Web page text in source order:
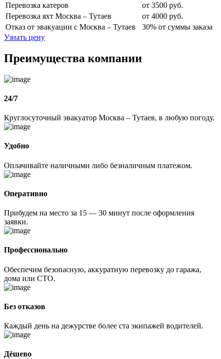
Перевозка катеров
от 3500 руб.
Перевозка яхт Москва – Тутаев
от 4000 руб.
Отказ от эвакуации с Москва – Тутаев
30% от суммы заказа
Узнать цену
Преимущества компании
24/7
Круглосуточный эвакуатор Москва – Тутаев, в любую погоду.
Удобно
Оплачивайте наличными либо безналичным платежом.
Оперативно
Прибудем на место за 15 — 30 минут после оформления
заявки.
Профессионально
Обеспечим безопасную, аккуратную перевозку до гаража,
дома или СТО.
Без отказов
Каждый день на дежурстве более ста экипажей водителей.
Дёшево